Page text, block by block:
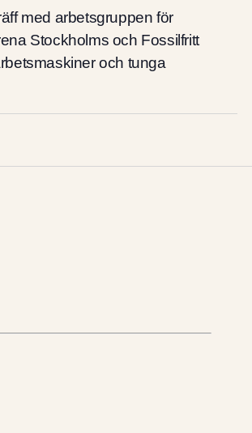
med arbetsgruppen för
Stockholms och Fossilfritt
och tunga